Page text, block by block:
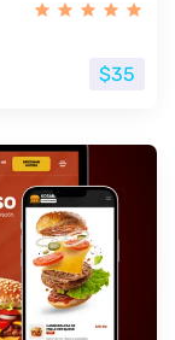
$35